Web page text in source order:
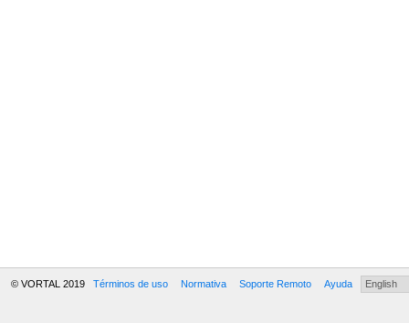
© VORTAL 2019 Términos de uso Normativa Soporte Remoto Ayuda